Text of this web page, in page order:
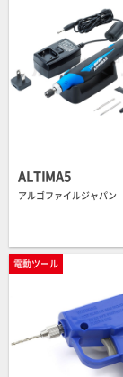
ALTIMA5
アルゴファイルジャパン
電動ツール